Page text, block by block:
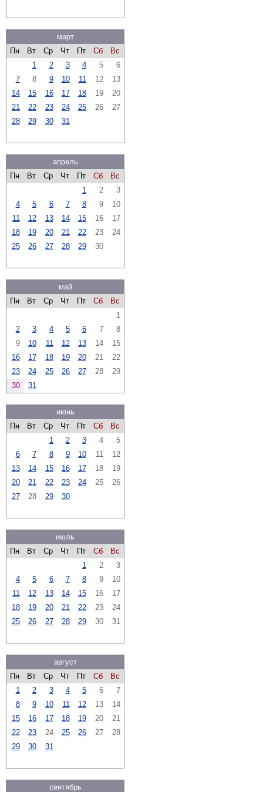
март
Пн
Вт Ср Чт Пт Сб
Вс
1
2 3 4 5
6
7
8 9 10 11 12
13
14
15 16 17 18 19
20
21
22 23 24 25 26
27
28
29 30 31
апрель
Пн
Вт Ср Чт Пт Сб
Вс
1
2
3
4
5 6 7 8 9
10
11
12 13 14 15 16
17
18
19 20 21 22 23
24
25
26 27 28 29 30
май
Пн
Вт Ср Чт Пт Сб
Вс
1
2
3 4 5 6 7
8
9
10 11 12 13 14
15
16
17 18 19 20 21
22
23
24 25 26 27 28
29
30
31
июнь
Пн
Вт Ср Чт Пт Сб
Вс
1
2 3 4
5
6
7 8 9 10 11
12
13
14 15 16 17 18
19
20
21 22 23 24 25
26
27
28 29 30
июль
Пн
Вт Ср Чт Пт Сб
Вс
1
2
3
4
5 6 7 8 9
10
11
12 13 14 15 16
17
18
19 20 21 22 23
24
25
26 27 28 29 30 31
август
Пн
Вт Ср Чт Пт Сб
Вс
1
2 3 4 5 6
7
8
9 10 11 12 13
14
15
16 17 18 19 20
21
22
23 24 25 26 27
28
29
30 31
сентябрь